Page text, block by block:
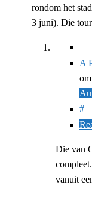
rondom het
3 juni). Die
A
#
Die van
vanuit